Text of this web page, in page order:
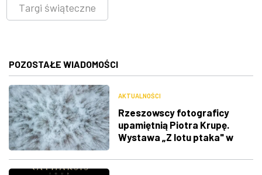
Targi świąteczne
POZOSTAŁE WIADOMOŚCI
AKTUALNOŚCI
Rzeszowscy fotograficy
upamiętnią Piotra Krupę.
Wystawa „Z lotu ptaka" w